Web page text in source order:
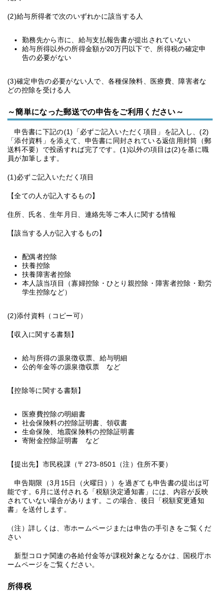
(2)給与所得者で次のいずれかに該当する人
勤務先から市に、給与支払報告書が提出されていない
給与所得以外の所得金額が20万円以下で、所得税の確定申
告の必要がない
(3)確定申告の必要がない人で、各種保険料、医療費、障害者な
どの控除を受ける人
～簡単になった郵送での申告をご利用ください～
申告書に下記の(1)「必ずご記入いただく項目」を記入し、(2)
「添付資料」を添えて、申告書に同封されている返信用封筒（郵
送料不要）で投函すれば完了です。(1)以外の項目は(2)を基に職
員が加筆します。
(1)必ずご記入いただく項目
【全ての人が記入するもの】
住所、氏名、生年月日、連絡先等ご本人に関する情報
【該当する人が記入するもの】
配偶者控除
扶養控除
扶養障害者控除
本人該当項目（寡婦控除・ひとり親控除・障害者控除・勤労
学生控除など）
(2)添付資料（コピー可）
【収入に関する書類】
給与所得の源泉徴収票、給与明細
公的年金等の源泉徴収票 など
【控除等に関する書類】
医療費控除の明細書
社会保険料の控除証明書、領収書
生命保険、地震保険料の控除証明書
寄附金控除証明書 など
【提出先】市民税課（〒273-8501（注）住所不要）
申告期限（3月15日（火曜日））を過ぎても申告書の提出は可
能です。6月に送付される「税額決定通知書」には、内容が反映
されていない場合があります。この場合、後日「税額変更通知
書」を送付します。
（注）詳しくは、市ホームページまたは申告の手引きをご覧くだ
さい
新型コロナ関連の各給付金等が課税対象となるかは、国税庁ホ
ームページをご覧ください。
所得税